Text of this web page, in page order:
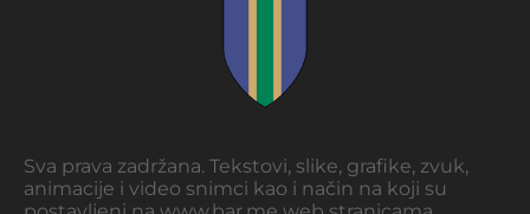
Sva prava zadržana. Tekstovi, slike, grafike, zvuk,
animacije i video snimci kao i način na koji su